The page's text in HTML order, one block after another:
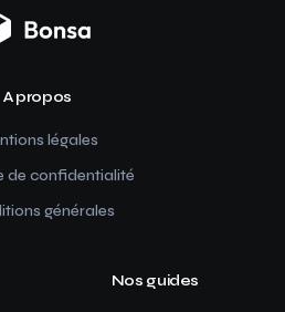
A propos
légales
de confidentialité
générales
Nos guides